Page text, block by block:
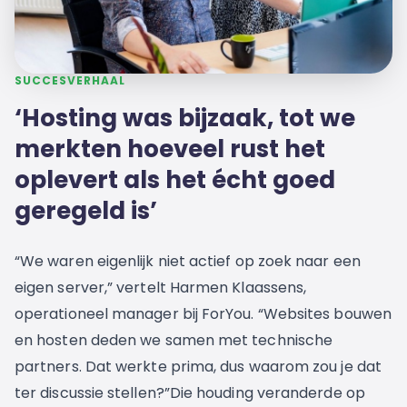
SUCCESVERHAAL
‘Hosting was bijzaak, tot we
merkten hoeveel rust het
oplevert als het écht goed
geregeld is’
“We waren eigenlijk niet actief op zoek naar een
eigen server,” vertelt Harmen Klaassens,
operationeel manager bij ForYou. “Websites bouwen
en hosten deden we samen met technische
partners. Dat werkte prima, dus waarom zou je dat
ter discussie stellen?”Die houding veranderde op